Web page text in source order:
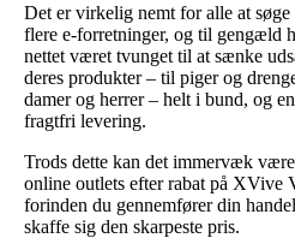
Det er virkelig nemt for alle at
flere e-forretninger, og til gengæld
nettet været tvunget til at sænke
deres produkter – til piger og
damer og herrer – helt i bund, og
fragtfri levering.
Trods dette kan det immervæk
online outlets efter rabat på
forinden du gennemfører din
skaffe sig den skarpeste pris.